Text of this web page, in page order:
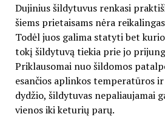
Dujinius šildytuvus renkasi
šiems prietaisams nėra
Todėl juos galima statyti bet
tokį šildytuvą tiekia prie jo
Priklausomai nuo šildomos
esančios aplinkos temperatūros
dydžio, šildytuvas nepaliaujamai
vienos iki keturių parų.